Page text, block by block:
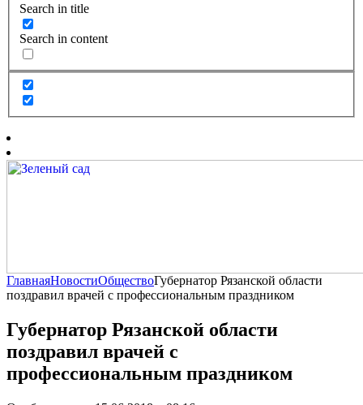
Search in title
Search in content
ГлавнаяНовостиОбществоГубернатор Рязанской области
поздравил врачей с профессиональным праздником
Губернатор Рязанской области
поздравил врачей с
профессиональным праздником